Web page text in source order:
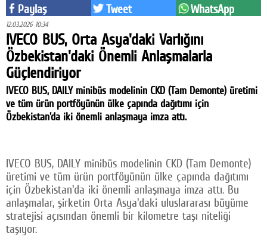
A24 SOSYAL MEDYA
Facebook
Twitter
Google Plus
© 2026 TÜM HAKLARI SAKLIDIR
Paylaş Tweet WhatsApp
12.03.2026 10:34
IVECO BUS, Orta Asya'daki Varlığını
Özbekistan'daki Önemli Anlaşmalarla
Güçlendiriyor
IVECO BUS, DAILY minibüs modelinin CKD (Tam Demonte) üretimi
ve tüm ürün portföyünün ülke çapında dağıtımı için
Özbekistan'da iki önemli anlaşmaya imza attı.
IVECO BUS, DAILY minibüs modelinin CKD (Tam Demonte)
üretimi ve tüm ürün portföyünün ülke çapında dağıtımı
için Özbekistan'da iki önemli anlaşmaya imza attı. Bu
anlaşmalar, şirketin Orta Asya'daki uluslararası büyüme
stratejisi açısından önemli bir kilometre taşı niteliği
taşıyor.